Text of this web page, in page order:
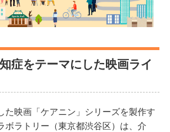
症をテーマにした映画ライ
た映画「ケアニン」シリーズを製作す
ボラトリー（東京都渋谷区）は、介